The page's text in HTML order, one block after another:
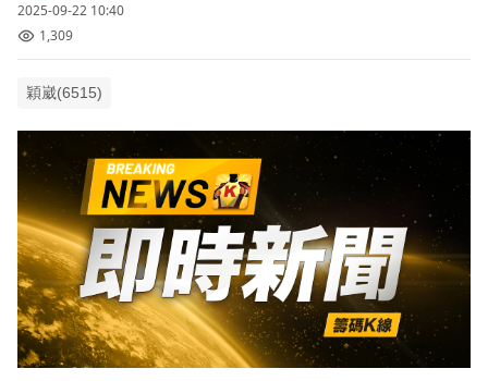
2025-09-22 10:40
1,309
穎崴(6515)